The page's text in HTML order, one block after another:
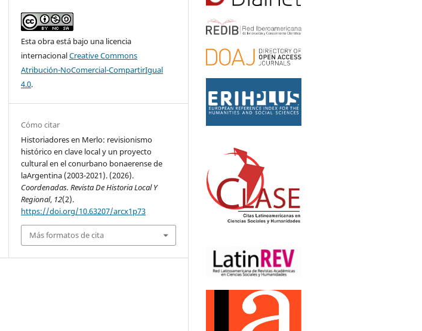
Esta obra está bajo una licencia
internacionalCreative Commons
Atribución-NoComercial-CompartirIgual
4.0.
Cómo citar
Historiadores en Merlo: revisionismo
histórico en clave local y un proyecto
cultural en el conurbano bonaerense de
laArgentina (2003-2021). (2026).
Coordenadas. Revista De Historia Local Y
Regional, 12(2).
https://doi.org/10.63207/arcx1p73
Más formatos de cita